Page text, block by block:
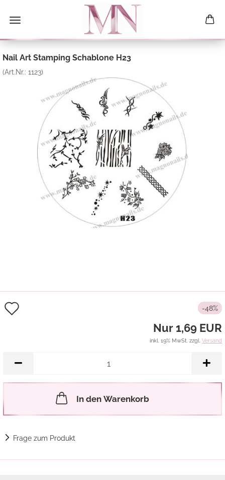
Nail Art Stamping Schablone H23
(Art.Nr.: 1123)
-48%
Nur 1,69 EUR
inkl. 19% MwSt. zzgl. Versand
In den Warenkorb
Frage zum Produkt